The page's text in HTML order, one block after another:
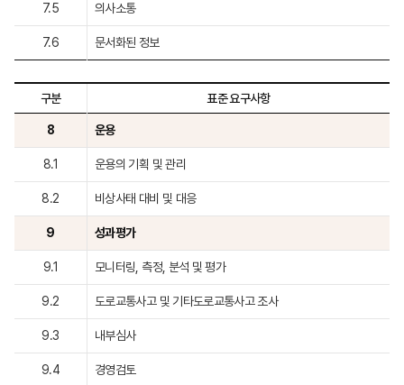
7.5 의사소통
7.6 문서화된 정보
구분 표준 요구사항
8 운용
8.1 운용의 기획 및 관리
8.2 비상사태 대비 및 대응
9 성과평가
9.1 모니터링, 측정, 분석 및 평가
9.2 도로교통사고 및 기타도로교통사고 조사
9.3 내부심사
9.4 경영검토